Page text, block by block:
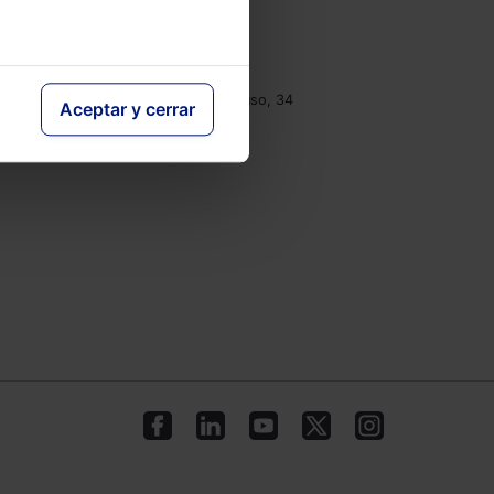
Aceptar y cerrar
Monasterios de Suso y Yuso, 34